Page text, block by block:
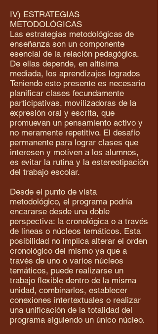
IV) ESTRATEGIAS
METODOLÓGICAS
Las estrategias metodológicas de
enseñanza son un componente
esencial de la relación pedagógica.
De ellas depende, en altísima
mediada, los aprendizajes logrados
Teniendo esto presente es necesario
planificar clases fecundamente
participativas, movilizadoras de la
expresión oral y escrita, que
promuevan un pensamiento activo y
no meramente repetitivo. El desafío
permanente para lograr clases que
interesen y motiven a los alumnos,
es evitar la rutina y la estereotipación
del trabajo escolar.
Desde el punto de vista
metodológico, el programa podría
encararse desde una doble
perspectiva: la cronológica o a través
de líneas o núcleos temáticos. Esta
posibilidad no implica alterar el orden
cronológico del mismo ya que a
través de uno o varios núcleos
temáticos, puede realizarse un
trabajo flexible dentro de la misma
unidad, combinarlos, establecer
conexiones intertextuales o realizar
una unificación de la totalidad del
programa siguiendo un único núcleo.